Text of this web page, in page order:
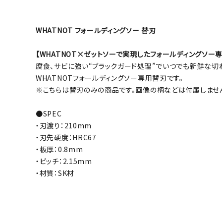
WHATNOT フォールディングソー 替刃
【WHATNOT×ゼットソーで実現したフォールディングソー
腐食、サビに強い“ブラックガード処理”でいつでも新鮮な切
WHATNOTフォールディングソー専用替刃です。
※こちらは替刃のみの商品です。画像の柄などは付属しませ
●SPEC
・刃渡り：210mm
・刃先硬度：HRC67
・板厚：0.8mm
・ピッチ：2.15mm
・材質：SK材